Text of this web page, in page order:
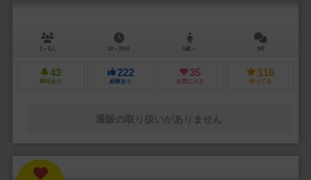
2～8人 10～20分 6歳～ 3件
43
興味あり
222
経験あり
35
お気に入り
116
持ってる
通販の取り扱いがありません